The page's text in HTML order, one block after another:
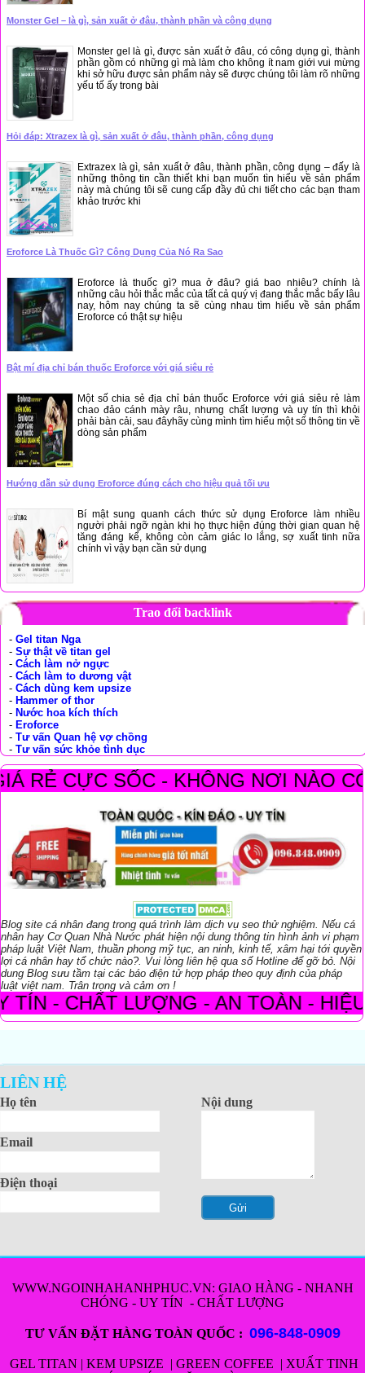
Monster Gel – là gì, sản xuất ở đâu, thành phần và công dụng
Monster gel là gì, được sản xuất ở đâu, có công dụng gì, thành
phần gồm có những gì mà làm cho không ít nam giới vui mừng
khi sở hữu được sản phẩm này sẽ được chúng tôi làm rõ những
yếu tố ấy trong bài
Hỏi đáp: Xtrazex là gì, sản xuất ở đâu, thành phần, công dụng
Extrazex là gì, sản xuất ở đâu, thành phần, công dụng – đấy là
những thông tin cần thiết khi bạn muốn tìn hiểu về sản phẩm
này mà chúng tôi sẽ cung cấp đầy đủ chi tiết cho các bạn tham
khảo trước khi
Eroforce Là Thuốc Gì? Công Dụng Của Nó Ra Sao
Eroforce là thuốc gì? mua ở đâu? giá bao nhiêu? chính là
những câu hỏi thắc mắc của tất cả quý vị đang thắc mắc bấy lâu
nay, hôm nay chúng ta sẽ cùng nhau tìm hiểu về sản phẩm
Eroforce có thật sự hiệu
Bật mí địa chỉ bán thuốc Eroforce với giá siêu rẻ
Một số chia sẻ địa chỉ bán thuốc Eroforce với giá siêu rẻ làm
chao đảo cánh mày râu, nhưng chất lượng và uy tín thì khỏi
phải bàn cải, sau đâyhãy cùng mình tìm hiểu một số thông tin về
dòng sản phẩm
Hướng dẫn sử dụng Eroforce đúng cách cho hiệu quả tối ưu
Bí mật sung quanh cách thức sử dụng Eroforce làm nhiều
người phải ngỡ ngàn khi họ thực hiện đúng thời gian quan hệ
tăng đáng kể, không còn cảm giác lo lắng, sợ xuất tinh nữa
chính vì vậy bạn cần sử dụng
Trao đổi backlink
- Gel titan Nga
- Sự thật về titan gel
- Cách làm nở ngực
- Cách làm to dương vật
- Cách dùng kem upsize
- Hammer of thor
- Nước hoa kích thích
- Eroforce
- Tư vấn Quan hệ vợ chồng
- Tư vấn sức khỏe tình dục
- GIÁ RẺ CỰC SỐC - KHÔNG NƠI
Blog site cá nhân đang trong quá trình làm dịch vụ seo thử nghiệm. Nếu cá
nhân hay Cơ Quan Nhà Nước phát hiện nội dung thông tin hình ảnh vi phạm
pháp luật Việt Nam, thuần phong mỹ tục, an ninh, kinh tế, xâm hại tới quyền
lợi cá nhân hay tổ chức nào?. Vui lòng liên hệ qua số Hotline để gỡ bỏ. Nội
dung Blog sưu tầm tại các báo điện tử hợp pháp theo quy định của pháp
luật việt nam. Trân trọng và cảm ơn !
CHẤT LƯỢNG - AN TOÀN - HIỆU
LIÊN HỆ
Họ tên
Email
Điện thoại
Nội dung
WWW.NGOINHAHANHPHUC.VN: GIAO HÀNG - NHANH
CHÓNG - UY TÍN - CHẤT LƯỢNG
TƯ VẤN ĐẶT HÀNG TOÀN QUỐC : 096-848-0909
GEL TITAN | KEM UPSIZE | GREEN COFFEE | XUẤT TINH